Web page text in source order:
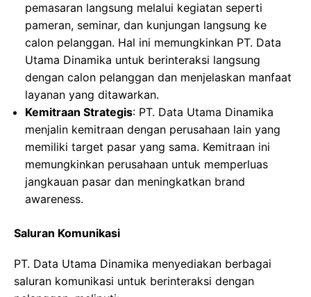
pemasaran langsung melalui kegiatan seperti
pameran, seminar, dan kunjungan langsung ke
calon pelanggan. Hal ini memungkinkan PT. Data
Utama Dinamika untuk berinteraksi langsung
dengan calon pelanggan dan menjelaskan manfaat
layanan yang ditawarkan.
Kemitraan Strategis: PT. Data Utama Dinamika
menjalin kemitraan dengan perusahaan lain yang
memiliki target pasar yang sama. Kemitraan ini
memungkinkan perusahaan untuk memperluas
jangkauan pasar dan meningkatkan brand
awareness.
Saluran Komunikasi
PT. Data Utama Dinamika menyediakan berbagai
saluran komunikasi untuk berinteraksi dengan